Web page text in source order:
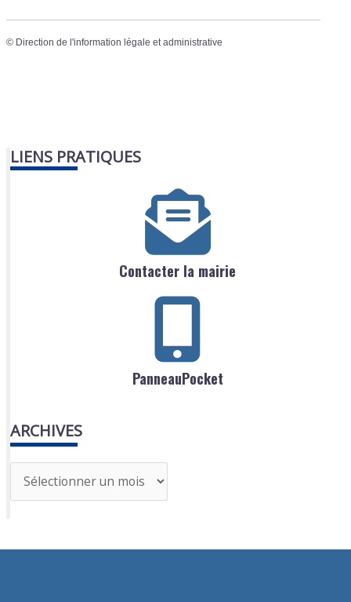
© Direction de l'information légale et administrative
LIENS PRATIQUES
Contacter la mairie
PanneauPocket
ARCHIVES
r
h